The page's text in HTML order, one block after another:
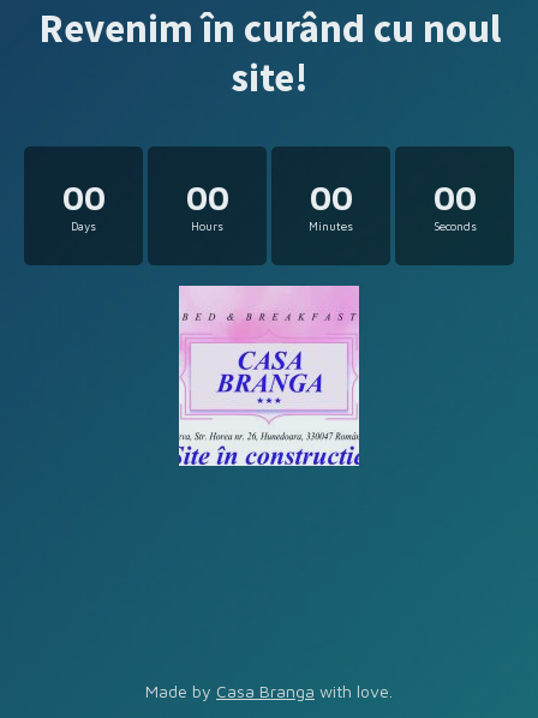
Revenim în curând cu noul
site!
00
Days
00
Hours
00
Minutes
00
Seconds
Made by Casa Branga with love.